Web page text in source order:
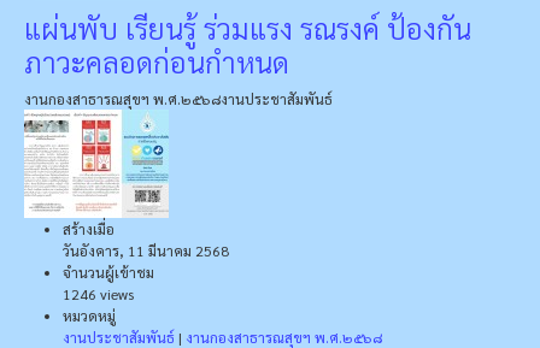
แผ่นพับ เรียนรู้ ร่วมแรง รณรงค์ ป้องกัน
ภาวะคลอดก่อนกำหนด
งานกองสาธารณสุขฯ พ.ศ.๒๕๖๘งานประชาสัมพันธ์
สร้างเมื่อ
วันอังคาร, 11 มีนาคม 2568
จำนวนผู้เข้าชม
1246 views
หมวดหมู่
งานประชาสัมพันธ์ | งานกองสาธารณสุขฯ พ.ศ.๒๕๖๘